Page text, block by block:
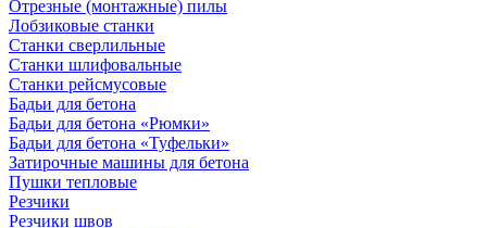
Отрезные (монтажные) пилы
Лобзиковые станки
Станки сверлильные
Станки шлифовальные
Станки рейсмусовые
Бадьи для бетона
Бадьи для бетона «Рюмки»
Бадьи для бетона «Туфельки»
Затирочные машины для бетона
Пушки тепловые
Резчики
Резчики швов